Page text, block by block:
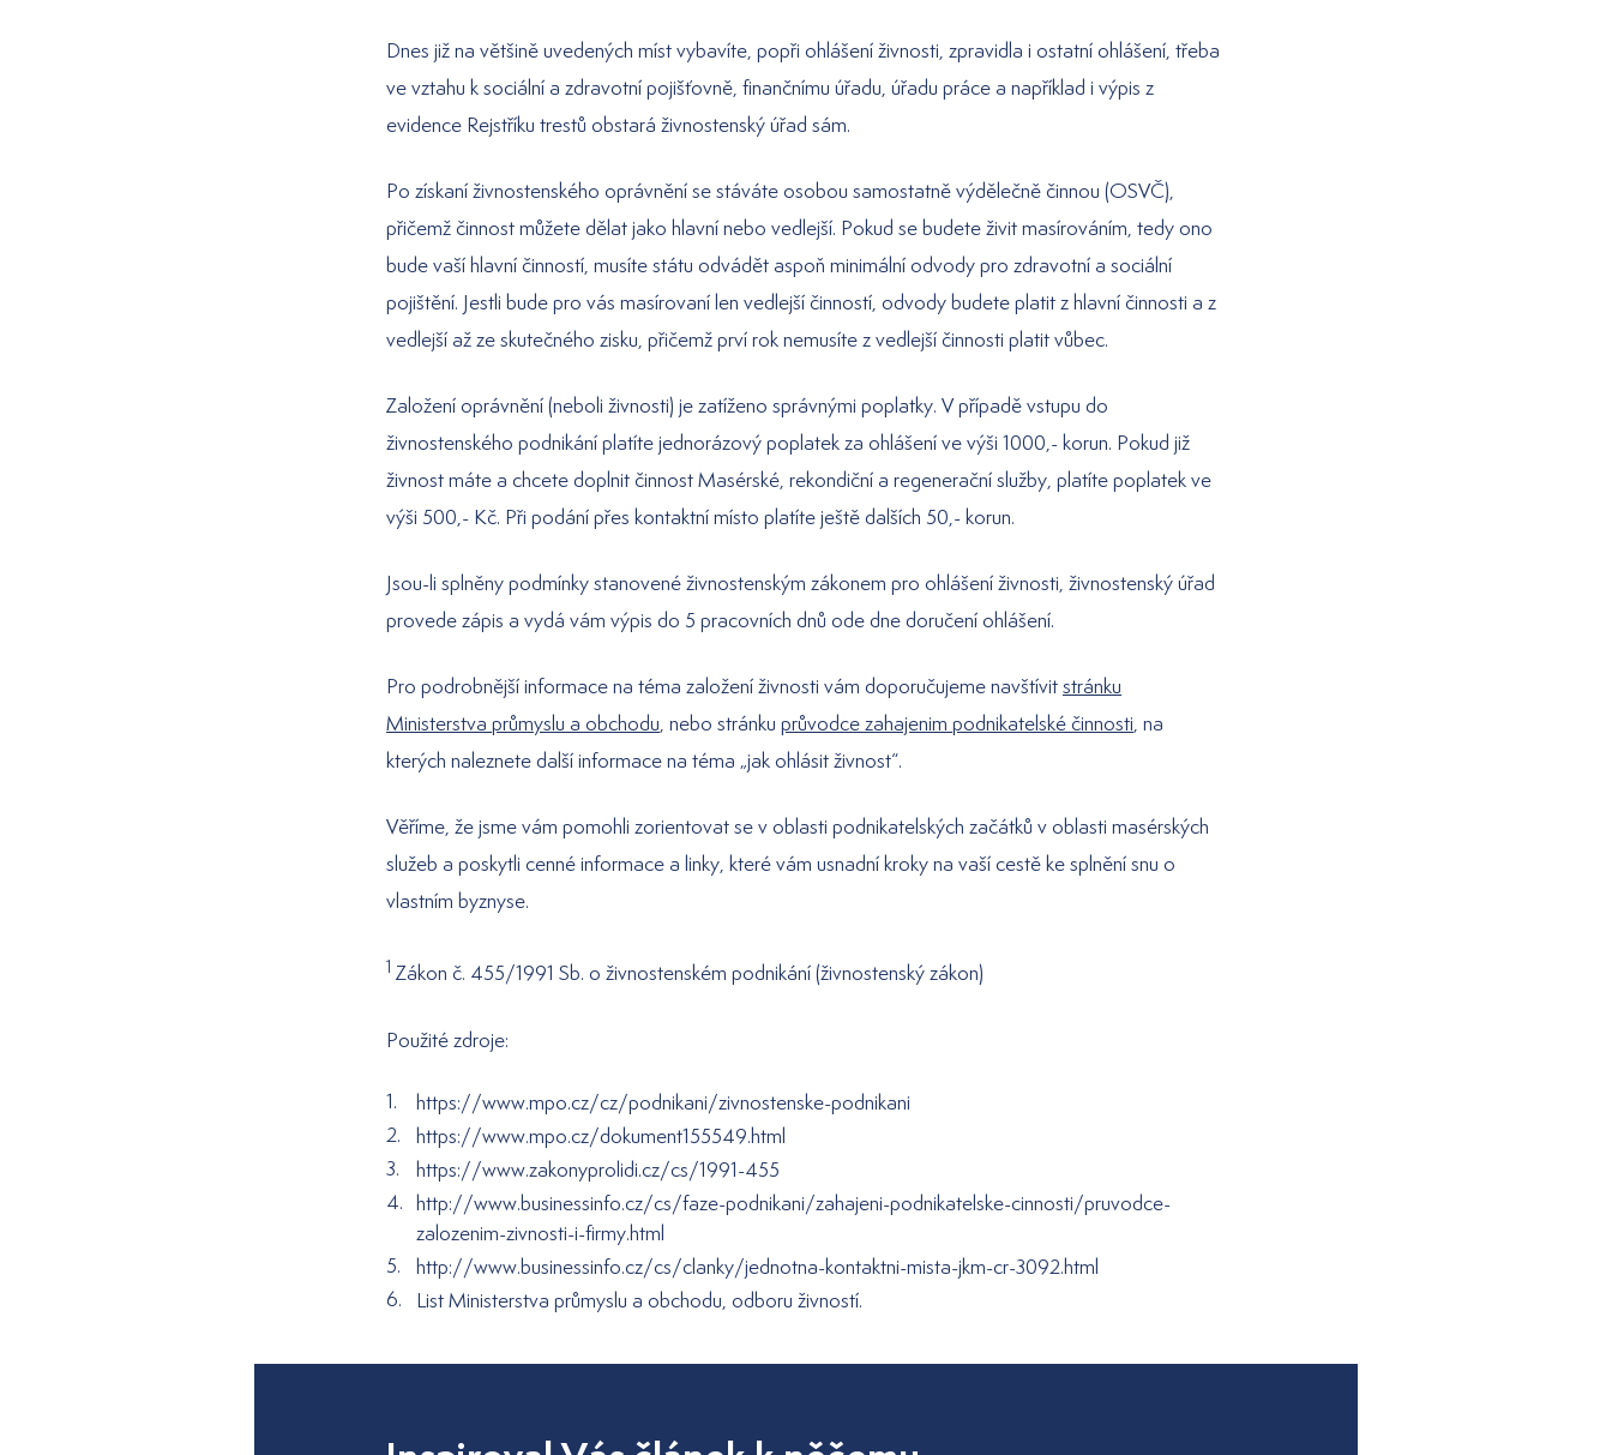
Dnes již na většině uvedených míst vybavíte, popři ohlášení živnosti, zpravidla i ostatní ohlášení, třeba
ve vztahu k sociální a zdravotní pojišťovně, finančnímu úřadu, úřadu práce a například i výpis z
evidence Rejstříku trestů obstará živnostenský úřad sám.
Po získaní živnostenského oprávnění se stáváte osobou samostatně výdělečně činnou (OSVČ),
přičemž činnost můžete dělat jako hlavní nebo vedlejší. Pokud se budete živit masírováním, tedy ono
bude vaší hlavní činností, musíte státu odvádět aspoň minimální odvody pro zdravotní a sociální
pojištění. Jestli bude pro vás masírovaní len vedlejší činností, odvody budete platit z hlavní činnosti a z
vedlejší až ze skutečného zisku, přičemž prví rok nemusíte z vedlejší činnosti platit vůbec.
Založení oprávnění (neboli živnosti) je zatíženo správnými poplatky. V případě vstupu do
živnostenského podnikání platíte jednorázový poplatek za ohlášení ve výši 1000,- korun. Pokud již
živnost máte a chcete doplnit činnost Masérské, rekondiční a regenerační služby, platíte poplatek ve
výši 500,- Kč. Při podání přes kontaktní místo platíte ještě dalších 50,- korun.
Jsou-li splněny podmínky stanovené živnostenským zákonem pro ohlášení živnosti, živnostenský úřad
provede zápis a vydá vám výpis do 5 pracovních dnů ode dne doručení ohlášení.
Pro podrobnější informace na téma založení živnosti vám doporučujeme navštívitstránku
Ministerstva průmyslu a obchodu, nebo stránku průvodce zahajenim podnikatelské činnosti, na
kterých naleznete další informace na téma „jak ohlásit živnost“.
Věříme, že jsme vám pomohli zorientovat se v oblasti podnikatelských začátků v oblasti masérských
služeb a poskytli cenné informace a linky, které vám usnadní kroky na vaší cestě ke splnění snu o
vlastním byznyse.
1 Zákon č. 455/1991 Sb. o živnostenském podnikání (živnostenský zákon)
Použité zdroje:
https://www.mpo.cz/cz/podnikani/zivnostenske-podnikani
https://www.mpo.cz/dokument155549.html
https://www.zakonyprolidi.cz/cs/1991-455
http://www.businessinfo.cz/cs/faze-podnikani/zahajeni-podnikatelske-cinnosti/pruvodce-
zalozenim-zivnosti-i-firmy.html
http://www.businessinfo.cz/cs/clanky/jednotna-kontaktni-mista-jkm-cr-3092.html
List Ministerstva průmyslu a obchodu, odboru živností.